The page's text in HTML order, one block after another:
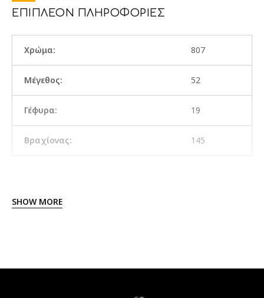
ΕΠΙΠΛΈΟΝ ΠΛΗΡΟΦΟΡΊΕΣ
Χρώμα: 807
Μέγεθος: 52
Γέφυρα: 19
Βραχίονας: 145
SHOW MORE